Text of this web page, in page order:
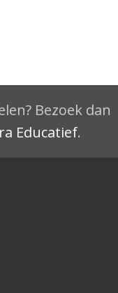
Bezoek dan
Educatief.